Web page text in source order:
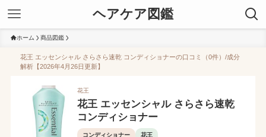
ヘアケア図鑑
ホーム 商品図鑑
花王 エッセンシャル さらさら速乾 コンディショナーの口コミ（0件）/成分
解析【2026年4月26日更新】
花王
花王 エッセンシャル さらさら速乾
コンディショナー
コンディショナー 花王